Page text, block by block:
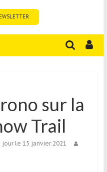
sur la
Trail
jour le 15 janvier 2021